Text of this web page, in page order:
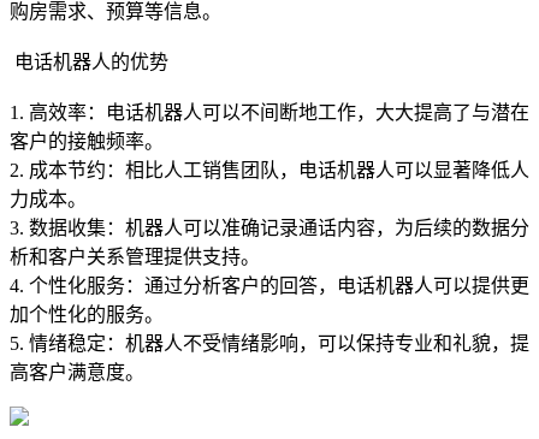
购房需求、预算等信息。
电话机器人的优势
1. 高效率：电话机器人可以不间断地工作，大大提高了与潜在
客户的接触频率。
2. 成本节约：相比人工销售团队，电话机器人可以显著降低人
力成本。
3. 数据收集：机器人可以准确记录通话内容，为后续的数据分
析和客户关系管理提供支持。
4. 个性化服务：通过分析客户的回答，电话机器人可以提供更
加个性化的服务。
5. 情绪稳定：机器人不受情绪影响，可以保持专业和礼貌，提
高客户满意度。